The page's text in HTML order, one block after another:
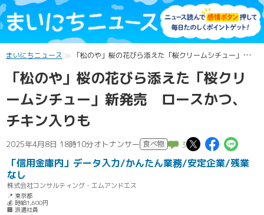
まいにちニュース 「松のや」桜の花びら添えた「桜クリームシチュー」新発売 ロースかつ、チキン入りも
「松のや」桜の花びら添えた「桜クリ
ームシチュー」新発売 ロースかつ、
チキン入りも
2025年4月8日 18時10分オトナンサー 食べ物 3 この記
この
「信用金庫内」データ入力/かんたん業務/安定企業/残業
なし
株式会社コンサルティング・エムアンドエス
📍 東京都
💰 時給1,600円
🏢 派遣社員